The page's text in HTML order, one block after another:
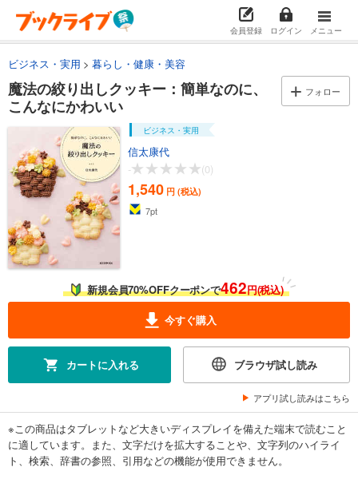
会員登録 ログイン メニュー
ビジネス・実用 暮らし・健康・美容
魔法の絞り出しクッキー：簡単なのに、
こんなにかわいい
フォロー
ビジネス・実用
信太康代
-
(0)
1,540 円 (税込)
7pt
新規会員70%OFFクーポンで462円(税込)
今すぐ購入
カートに入れる ブラウザ試し読み
アプリ試し読みはこちら
※この商品はタブレットなど大きいディスプレイを備えた端末で読むこと
に適しています。また、文字だけを拡大することや、文字列のハイライ
ト、検索、辞書の参照、引用などの機能が使用できません。